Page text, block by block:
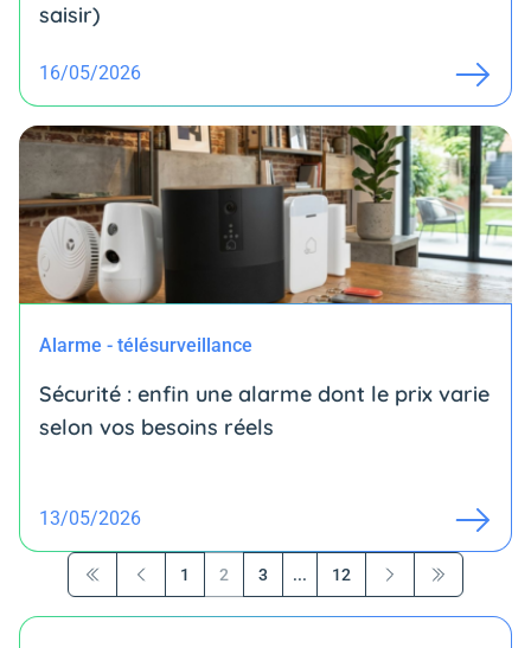
saisir)
16/05/2026
Alarme - télésurveillance
Sécurité : enfin une alarme dont le prix varie
selon vos besoins réels
13/05/2026
Première page
Précédent
1 2 3 ... 12
SuivantDernière